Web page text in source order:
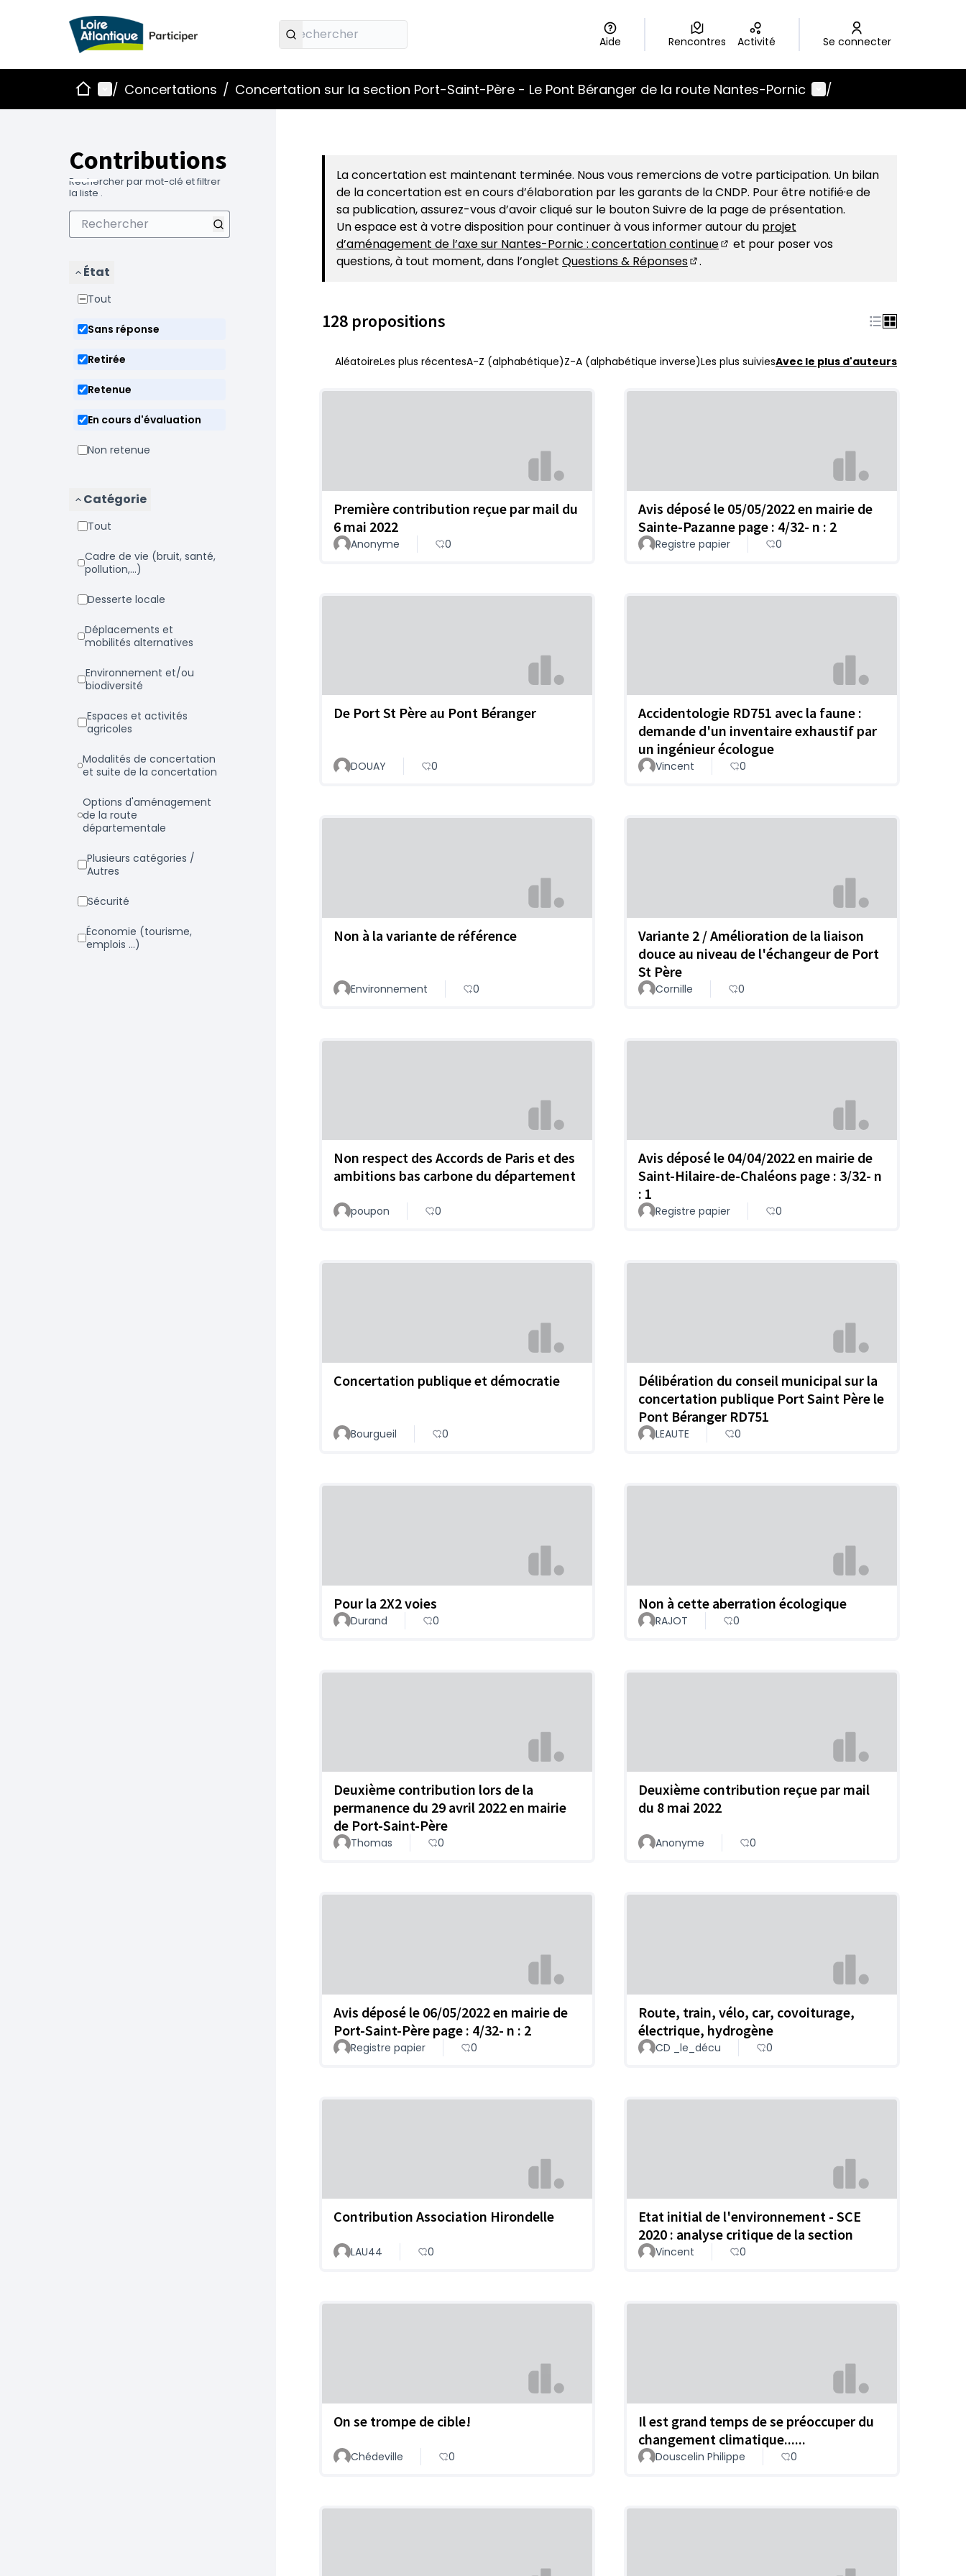
Aide Rencontres Activité Se connecter
AccueilMenu principal
/ Concertations / Concertation sur la section Port-Saint-Père - Le Pont Béranger de la route Nantes-Pornic Menu utilisateur
/
Contributions
Rechercher par mot-clé et filtrer
la liste .
État
Tout
Sans réponse
Retirée
Retenue
En cours d'évaluation
Non retenue
Catégorie
Tout
Cadre de vie (bruit, santé,
pollution,...)
Desserte locale
Déplacements et
mobilités alternatives
Environnement et/ou
biodiversité
Espaces et activités
agricoles
Modalités de concertation
et suite de la concertation
Options d'aménagement
de la route
départementale
Plusieurs catégories /
Autres
Sécurité
Économie (tourisme,
emplois ...)
La concertation est maintenant terminée. Nous vous remercions de votre participation. Un bilan
de la concertation est en cours d’élaboration par les garants de la CNDP. Pour être notifié·e de
sa publication, assurez-vous d’avoir cliqué sur le bouton Suivre de la page de présentation.
Un espace est à votre disposition pour continuer à vous informer autour du projet
d’aménagement de l’axe sur Nantes-Pornic : concertation continue
(S'ouvre dans un nouvel onglet)
et pour poser vos
questions, à tout moment, dans l’onglet Questions & Réponses .
128 propositions
AléatoireLes plus récentesA-Z (alphabétique)Z-A (alphabétique inverse)Les plus suiviesAvec le plus d'auteurs
Première contribution reçue par mail du
6 mai 2022
Anonyme 0
Avis déposé le 05/05/2022 en mairie de
Sainte-Pazanne page : 4/32- n : 2
Registre papier 0
De Port St Père au Pont Béranger
DOUAY 0
Accidentologie RD751 avec la faune :
demande d'un inventaire exhaustif par
un ingénieur écologue
Vincent 0
Non à la variante de référence
Environnement 0
Variante 2 / Amélioration de la liaison
douce au niveau de l'échangeur de Port
St Père
Cornille 0
Non respect des Accords de Paris et des
ambitions bas carbone du département
poupon 0
Avis déposé le 04/04/2022 en mairie de
Saint-Hilaire-de-Chaléons page : 3/32- n
: 1
Registre papier 0
Concertation publique et démocratie
Bourgueil 0
Délibération du conseil municipal sur la
concertation publique Port Saint Père le
Pont Béranger RD751
LEAUTE 0
Pour la 2X2 voies
Durand 0
Non à cette aberration écologique
RAJOT 0
Deuxième contribution lors de la
permanence du 29 avril 2022 en mairie
de Port-Saint-Père
Thomas 0
Deuxième contribution reçue par mail
du 8 mai 2022
Anonyme 0
Avis déposé le 06/05/2022 en mairie de
Port-Saint-Père page : 4/32- n : 2
Registre papier 0
Route, train, vélo, car, covoiturage,
électrique, hydrogène
CD _le_décu 0
Contribution Association Hirondelle
LAU44 0
Etat initial de l'environnement - SCE
2020 : analyse critique de la section
Vincent 0
On se trompe de cible!
Chédeville 0
Il est grand temps de se préoccuper du
changement climatique......
Douscelin Philippe 0